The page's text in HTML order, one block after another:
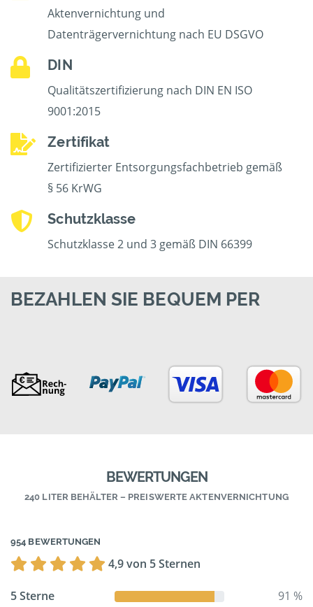
Aktenvernichtung und
Datenträgervernichtung nach EU DSGVO
DIN
Qualitätszertifizierung nach DIN EN ISO
9001:2015
Zertifikat
Zertifizierter Entsorgungsfachbetrieb gemäß
§ 56 KrWG
Schutzklasse
Schutzklasse 2 und 3 gemäß DIN 66399
BEZAHLEN SIE BEQUEM PER
BEWERTUNGEN
240 LITER BEHÄLTER – PREISWERTE AKTENVERNICHTUNG
954 BEWERTUNGEN
4,9 von 5 Sternen
5 Sterne
91 %